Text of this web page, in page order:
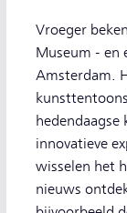
Vroeger
Museum - en
Amsterdam.
hedendaagse
innovatieve
wisselen het
nieuws